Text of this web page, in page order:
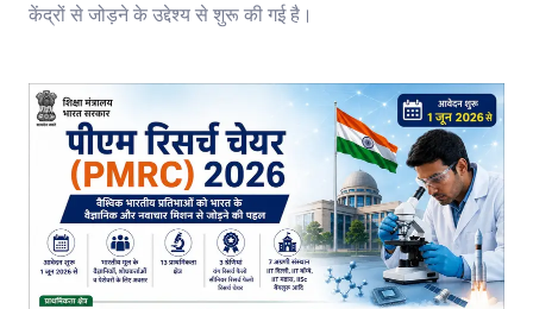
केंद्रों से जोड़ने के उद्देश्य से शुरू की गई है।